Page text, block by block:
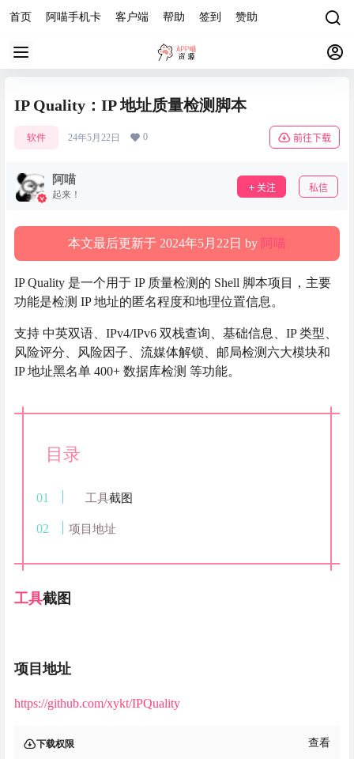
首页 阿喵手机卡 客户端 帮助 签到 赞助
IP Quality：IP 地址质量检测脚本
软件 24年5月22日 0 前往下载
阿喵
起来！
关注 私信
本文最后更新于 2024年5月22日 by 阿喵
IP Quality 是一个用于 IP 质量检测的 Shell 脚本项目，主要
功能是检测 IP 地址的匿名程度和地理位置信息。
支持 中英双语、IPv4/IPv6 双栈查询、基础信息、IP 类型、
风险评分、风险因子、流媒体解锁、邮局检测六大模块和
IP 地址黑名单 400+ 数据库检测 等功能。
目录
工具截图
项目地址
工具截图
项目地址
https://github.com/xykt/IPQuality
下载权限 查看